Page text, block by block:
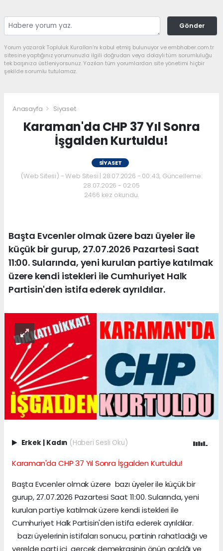
Gönder
Yorum yazarak Topluluk Kuralları’nı kabul etmiş bulunuyor ve embhaber.com.tr
sitesine yaptığınız yorumunuzla ilgili doğrudan veya dolaylı tüm sorumluluğu
tek başınıza üstleniyorsunuz. Yazılan tüm yorumlardan site yönetimi hiçbir
şekilde sorumlu tutulamaz.
Anasayfa Siyaset
Karaman'da CHP 37 Yıl Sonra
İşgalden Kurtuldu!
SIYASET
(Web Sitesi) - Web Sitesi | 28.07.2026 - 00:43, Güncelleme:
28.07.2026 - 02:05
2466 kez okundu.
Başta Evcenler olmak üzere bazı üyeler ile
küçük bir gurup, 27.07.2026 Pazartesi Saat
11:00. Sularında, yeni kurulan partiye katılmak
üzere kendi istekleri ile Cumhuriyet Halk
Partisin'den istifa ederek ayrıldılar.
Erkek | Kadın (Haberi Sesli Oku)
Karaman'da CHP 37 Yıl Sonra İşgalden Kurtuldu!
Başta Evcenler olmak üzere bazı üyeler ile küçük bir
gurup, 27.07.2026 Pazartesi Saat 11:00. Sularında, yeni
kurulan partiye katılmak üzere kendi istekleri ile
Cumhuriyet Halk Partisin'den istifa ederek ayrıldılar.
bazı üyelerinin istifaları sonucu, partinin rahatladığı ve
yerelde parti içi gerçek demekrasinin önün açıldğı ve